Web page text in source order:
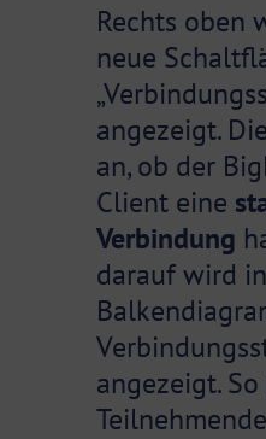
Rechts oben
neue
angezeigt.
an, ob der
Client eine
Verbindung
darauf wird
angezeigt.
Teilnehmende